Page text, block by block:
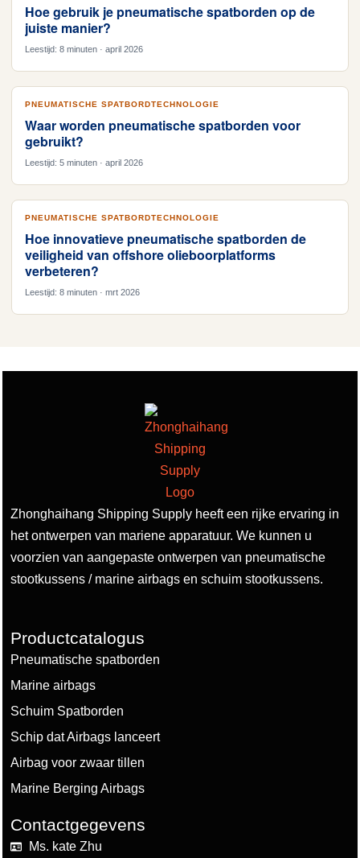
Hoe gebruik je pneumatische spatborden op de
juiste manier?
Leestijd: 8 minuten · april 2026
PNEUMATISCHE SPATBORDTECHNOLOGIE
Waar worden pneumatische spatborden voor
gebruikt?
Leestijd: 5 minuten · april 2026
PNEUMATISCHE SPATBORDTECHNOLOGIE
Hoe innovatieve pneumatische spatborden de
veiligheid van offshore olieboorplatforms
verbeteren?
Leestijd: 8 minuten · mrt 2026
Zhonghaihang Shipping Supply heeft een rijke ervaring in
het ontwerpen van mariene apparatuur. We kunnen u
voorzien van aangepaste ontwerpen van pneumatische
stootkussens / marine airbags en schuim stootkussens.
Productcatalogus
Pneumatische spatborden
Marine airbags
Schuim Spatborden
Schip dat Airbags lanceert
Airbag voor zwaar tillen
Marine Berging Airbags
Contactgegevens
Ms. kate Zhu